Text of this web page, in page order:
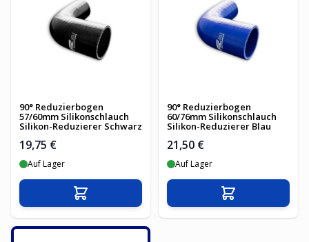
90° Reduzierbogen
57/60mm Silikonschlauch
Silikon-Reduzierer Schwarz
19,75 €
Auf Lager
In den Warenkorb
90° Reduzierbogen
60/76mm Silikonschlauch
Silikon-Reduzierer Blau
21,50 €
Auf Lager
In den